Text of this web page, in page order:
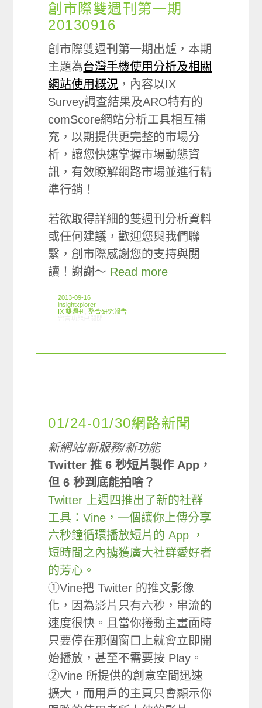
創市際雙週刊第一期
20130916
創市際雙週刊第一期出爐，本期
主題為台灣手機使用分析及相關
網站使用概況 ，內容以IX
Survey調查結果及ARO特有的
comScore網站分析工具相互補
充，以期提供更完整的市場分
析，讓您快速掌握市場動態資
訊，有效瞭解網路市場並進行精
準行銷！
若欲取得詳細的雙週刊分析資料
或任何建議，歡迎您與我們聯
繫，創市際感謝您的支持與閱
讀！謝謝～ Read more
2013-09-16
insightxplorer
IX 雙週刊
,整合研究報告
01/24-01/30網路新聞
新網站/新服務/新功能
Twitter 推 6 秒短片製作 App，
但 6 秒到底能拍啥？
Twitter 上週四推出了新的社群
工具：Vine，一個讓你上傳分享
六秒鐘循環播放短片的 App ，
短時間之內擄獲廣大社群愛好者
的芳心。
①Vine把 Twitter 的推文影像
化，因為影片只有六秒，串流的
速度很快。且當你捲動主畫面時
只要停在那個窗口上就會立即開
始播放，甚至不需要按 Play。
②Vine 所提供的創意空間迅速
擴大，而用戶的主頁只會顯示你